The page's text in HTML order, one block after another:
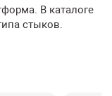
В каталоге
стыков.
или
оптом и